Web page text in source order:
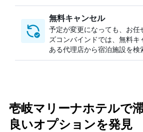
無料キャンセル
予定が変更になっても、お
ズコンバインドでは、無料
ある代理店から宿泊施設を検
壱岐マリーナホテルで
良いオプションを発見